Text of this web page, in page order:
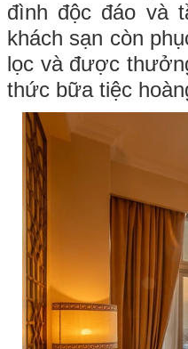
đình độc đáo và
khách sạn còn
lọc và được
thức bữa tiệc